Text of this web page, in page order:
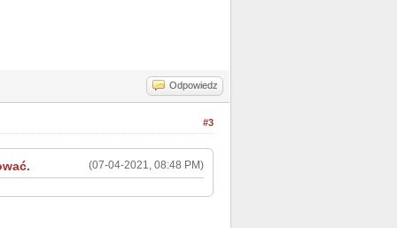
Odpowiedz
#3
(07-04-2021, 08:48 PM)